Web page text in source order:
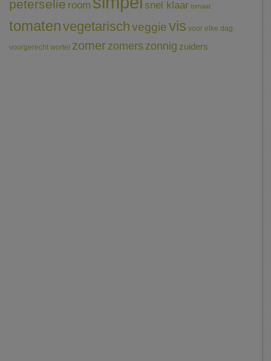
peterselie room snel klaar tomaat
tomatenvegetarischveggievis voor elke dag
voorgerecht wortel zomerzomerszonnig zuiders